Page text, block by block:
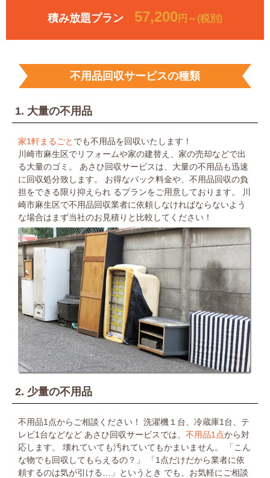
積み放題プラン 57,200円～(税別)
不用品回収サービスの種類
1. 大量の不用品
家1軒まるごと でも不用品を回収いたします！
川崎市麻生区でリフォームや家の建替え、家の売却などで出
る大量のゴミ。
あさひ回収サービスは、大量の不用品も迅速
に回収処分致します。
お得なパック料金や、不用品回収の負
担をできる限り抑えられ るプランをご用意しております。
川
崎市麻生区で不用品回収業者に依頼しなければならないよう
な場合は まず当社のお見積りと比較してください！
2. 少量の不用品
不用品1点からご相談ください！
洗濯機１台、冷蔵庫1台、テ
レビ1台などなど あさひ回収サービスでは、 不用品1点から対
応します。
壊れていても汚れていてもかまいません。
「こん
な物でも回収してもらえるの？」
「1点だけだから業者に依
頼するのは気が引ける…」というとき でも、お気軽にご相談